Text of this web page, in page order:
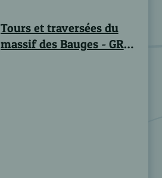
Tours et traversées du
massif des Bauges - GR®